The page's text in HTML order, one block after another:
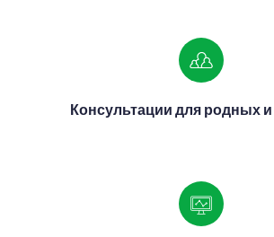
Консультации для родных и